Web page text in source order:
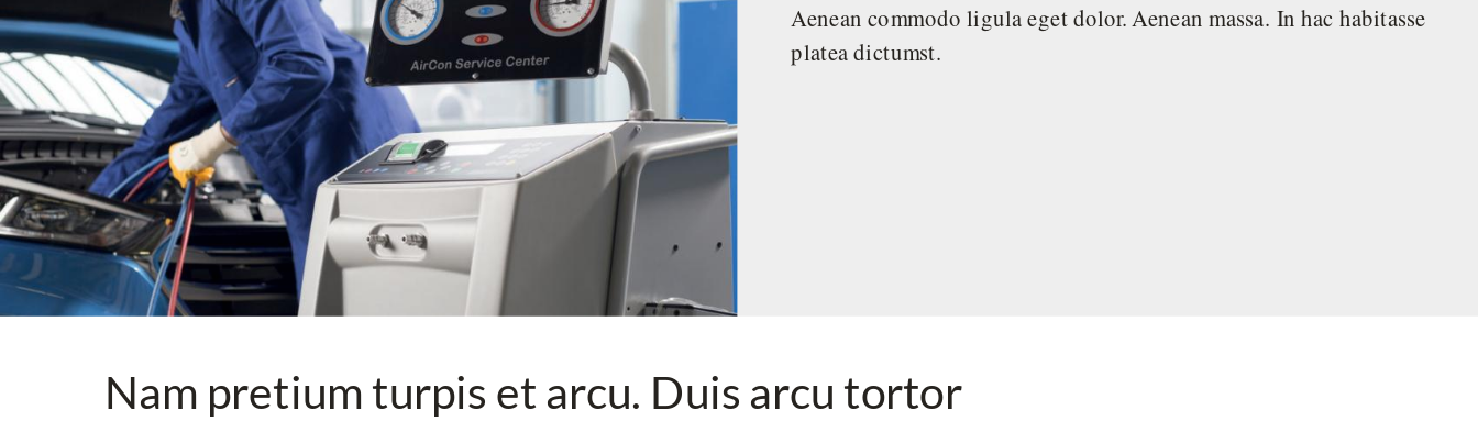
Aenean commodo ligula eget dolor. Aenean massa. In hac habitasse
platea dictumst.
Nam pretium turpis et arcu. Duis arcu tortor